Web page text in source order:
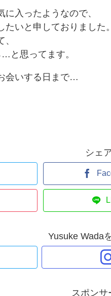
入ったようなので、
いと申しておりました。
と思ってます。
会いする日まで…
シェ
Yusuke Wada
スポンサ